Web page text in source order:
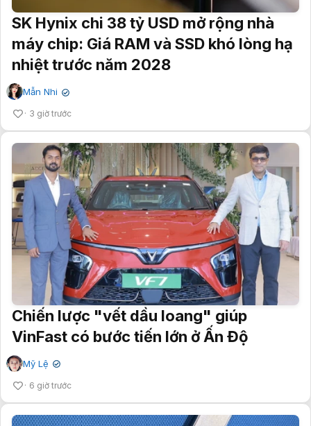
SK Hynix chi 38 tỷ USD mở rộng nhà
máy chip: Giá RAM và SSD khó lòng hạ
nhiệt trước năm 2028
Mẫn Nhi ✔
3 giờ trước
Chiến lược "vết dầu loang" giúp
VinFast có bước tiến lớn ở Ấn Độ
Mỹ Lệ ✔
6 giờ trước